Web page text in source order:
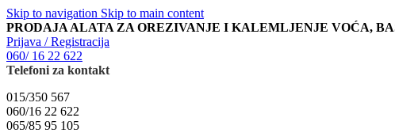
Skip to navigation Skip to main content
PRODAJA ALATA ZA OREZIVANJE I KALEMLJENJE VOĆA,
Prijava / Registracija
060/ 16 22 622
Telefoni za kontakt
015/350 567
060/16 22 622
065/85 95 105